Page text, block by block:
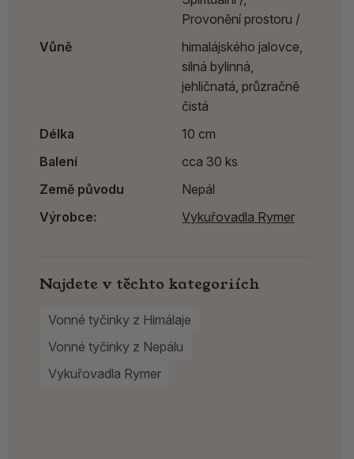
Provonění prostoru /
Vůně
himalájského jalovce,
silná bylinná,
jehličnatá, průzračně
čistá
Délka
10 cm
Balení
cca 30 ks
Země původu
Nepál
Výrobce:
Vykuřovadla Rymer
Najdete v těchto kategoriích
Vonné tyčinky z Himálaje
Vonné tyčinky z Nepálu
Vykuřovadla Rymer